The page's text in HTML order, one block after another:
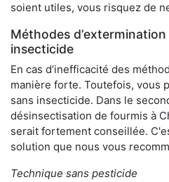
soient utiles, vous risquez de
Méthodes
insecticide
En cas d’inefficacité des
manière forte. Toutefois, vous
sans insecticide. Dans le
désinsectisation de fourmis à
serait fortement conseillée.
solution que nous vous
Technique sans pesticide